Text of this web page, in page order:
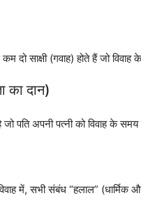
दो साक्षी (गवाह) होते हैं जो
का दान)
जो पति अपनी पत्नी को विवाह के
में, सभी संबंध “हलाल”